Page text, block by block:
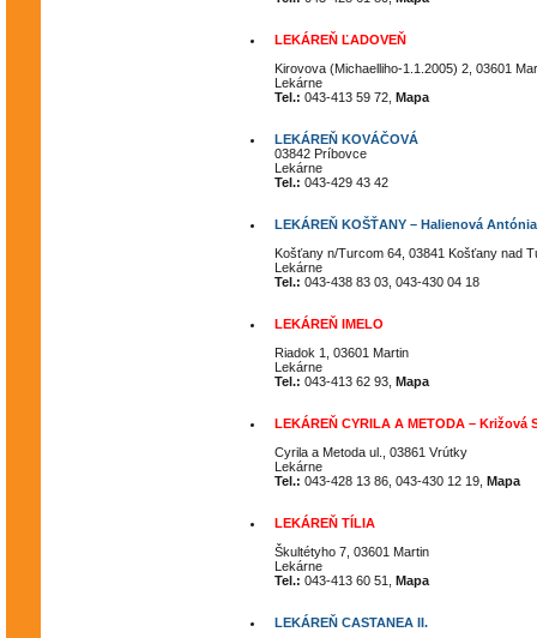
LEKÁREŇ ĽADOVEŇ
Kirovova (Michaelliho-1.1.2005) 2, 03601
Lekárne
Tel.: 043-413 59 72, Mapa
LEKÁREŇ KOVÁČOVÁ
03842 Príbovce
Lekárne
Tel.: 043-429 43 42
LEKÁREŇ KOŠŤANY – Halienová
Košťany n/Turcom 64, 03841 Košťany nad
Lekárne
Tel.: 043-438 83 03, 043-430 04 18
LEKÁREŇ IMELO
Riadok 1, 03601 Martin
Lekárne
Tel.: 043-413 62 93, Mapa
LEKÁREŇ CYRILA A METODA – Križová
Cyrila a Metoda ul., 03861 Vrútky
Lekárne
Tel.: 043-428 13 86, 043-430 12 19, Mapa
LEKÁREŇ TÍLIA
Škultétyho 7, 03601 Martin
Lekárne
Tel.: 043-413 60 51, Mapa
LEKÁREŇ CASTANEA II.